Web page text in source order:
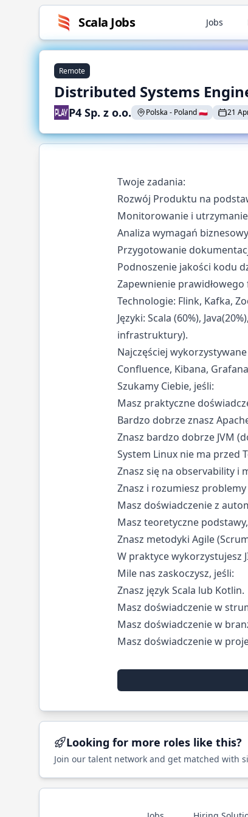
Scala Jobs Jobs
Remote
Distributed Systems
P4 Sp. z o.o. Polska - Poland🇵🇱 21
Twoje zadania:
Rozwój Produktu na
Monitorowanie i
Analiza wymagań
Przygotowanie
Podnoszenie jakości kodu
Zapewnienie
Technologie: Flink, Kafka,
Języki: Scala (60%),
infrastruktury).
Najczęściej
Confluence, Kibana,
Szukamy Ciebie, jeśli:
Masz praktyczne
Bardzo dobrze znasz
Znasz bardzo dobrze JVM
System Linux nie ma przed
Znasz się na observability i
Znasz i rozumiesz
Masz doświadczenie z
Masz teoretyczne
Znasz metodyki Agile
W praktyce wykorzystujesz
Mile nas zaskoczysz, jeśli:
Znasz język Scala lub Kotlin.
Masz doświadczenie w
Masz doświadczenie w
Masz doświadczenie w
Looking for more roles like this?
Join our talent network and get matched with